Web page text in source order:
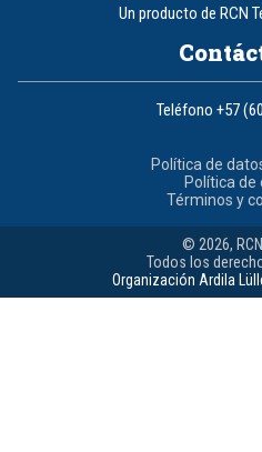
Un producto de RCN
Teléfono +57
Política de
Política de
Términos y
© 2026,
Todos los
Organización Ardila